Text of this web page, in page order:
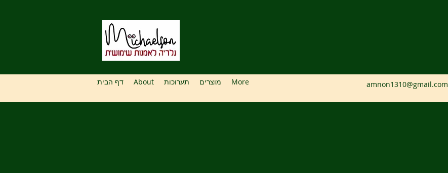
דף הבית About תערוכות מוצרים More amnon1310@gmail.com